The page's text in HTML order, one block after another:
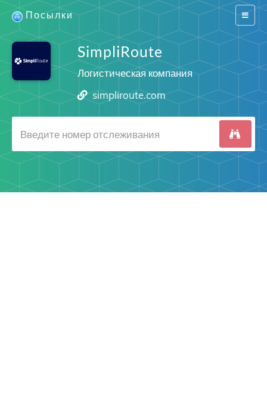
Switch
Посылки
SimpliRoute
Логистическая компания
simpliroute.com